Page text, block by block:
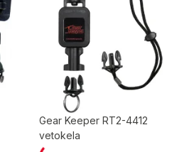
Gear Keeper RT2-4412
vetokela